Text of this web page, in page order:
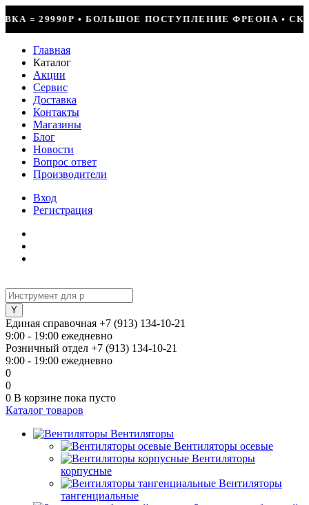
ФРЕОНА • СКИДКИ ДО 50% НА ВЕСЬ
Главная
Каталог
Акции
Сервис
Доставка
Контакты
Магазины
Блог
Новости
Вопрос ответ
Производители
Вход
Регистрация
Единая справочная +7 (913) 134-10-21
9:00 - 19:00 ежедневно
Розничный отдел +7 (913) 134-10-21
9:00 - 19:00 ежедневно
0
0
0 В корзине пока пусто
Каталог товаров
Вентиляторы
Вентиляторы осевые
Вентиляторы
корпусные
Вентиляторы
тангенциальные